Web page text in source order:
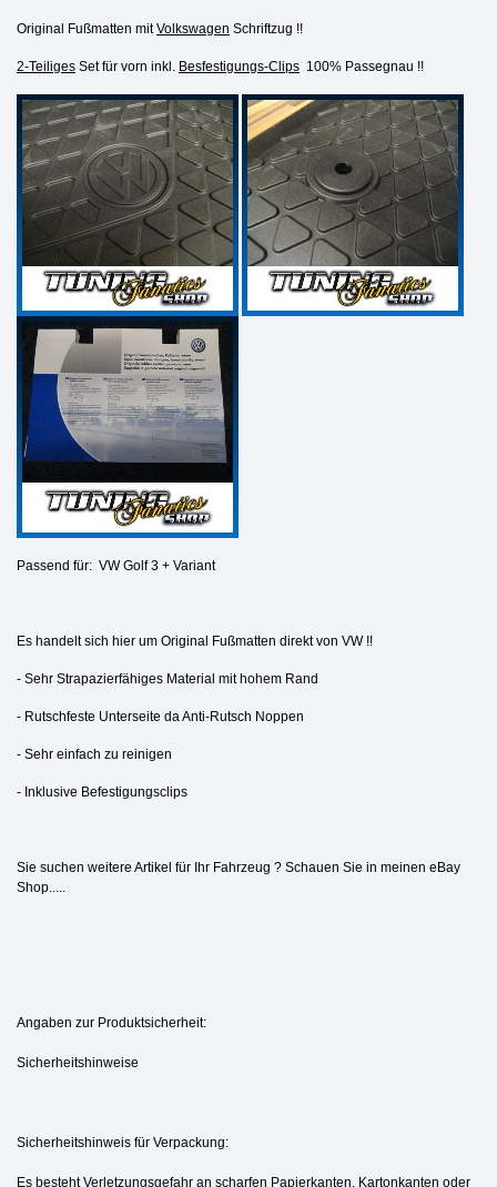
Original Fußmatten mitVolkswagen Schriftzug !!
2-Teiliges Set für vorn inkl. Besfestigungs-Clips 100% Passegnau !!
Passend für: VW Golf 3 + Variant
Es handelt sich hier um Original Fußmatten direkt von VW !!
- Sehr Strapazierfähiges Material mit hohem Rand
- Rutschfeste Unterseite da Anti-Rutsch Noppen
- Sehr einfach zu reinigen
- Inklusive Befestigungsclips
Sie suchen weitere Artikel für Ihr Fahrzeug ? Schauen Sie in meinen eBay
Shop.....
Angaben zur Produktsicherheit:
Sicherheitshinweise
Sicherheitshinweis für Verpackung:
Es besteht Verletzungsgefahr an scharfen Papierkanten, Kartonkanten oder